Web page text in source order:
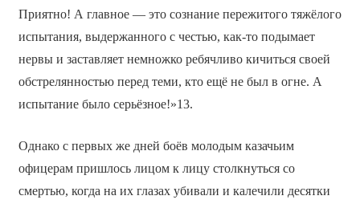
Приятно! А главное — это сознание пережитого тяжёлого
испытания, выдержанного с честью, как-то подымает
нервы и заставляет немножко ребячливо кичиться своей
обстрелянностью перед теми, кто ещё не был в огне. А
испытание было серьёзное!»13.
Однако с первых же дней боёв молодым казачьим
офицерам пришлось лицом к лицу столкнуться со
смертью, когда на их глазах убивали и калечили десятки